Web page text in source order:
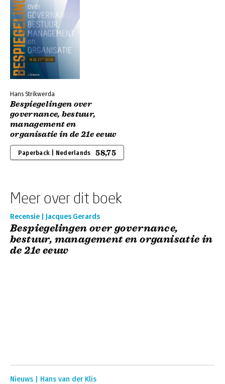
Hans Strikwerda
Bespiegelingen over
governance, bestuur,
management en
organisatie in de 21e eeuw
Paperback | Nederlands 58,75
Meer over dit boek
Recensie | Jacques Gerards
Bespiegelingen over governance,
bestuur, management en organisatie in
de 21e eeuw
Nieuws | Hans van der Klis